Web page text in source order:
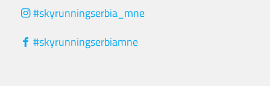
#skyrunningserbia_mne
#skyrunningserbiamne